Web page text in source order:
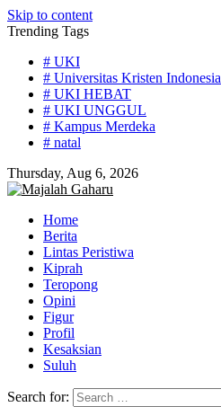
Skip to content
Trending Tags
# UKI
# Universitas Kristen Indonesia
# UKI HEBAT
# UKI UNGGUL
# Kampus Merdeka
# natal
Thursday, Aug 6, 2026
Home
Berita
Lintas Peristiwa
Kiprah
Teropong
Opini
Figur
Profil
Kesaksian
Suluh
Search for: